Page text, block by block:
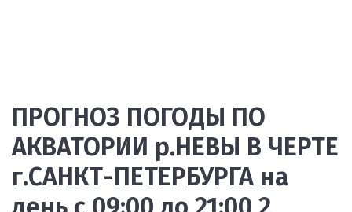
ПРОГНОЗ ПОГОДЫ ПО
АКВАТОРИИ р.НЕВЫ В ЧЕРТЕ
г.САНКТ-ПЕТЕРБУРГА на